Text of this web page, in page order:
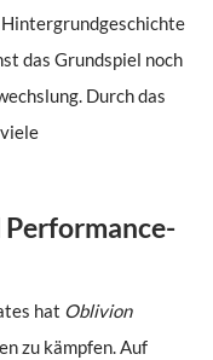
das Grundspiel noch
Durch das
Performance-
hat Oblivion
zu kämpfen. Auf